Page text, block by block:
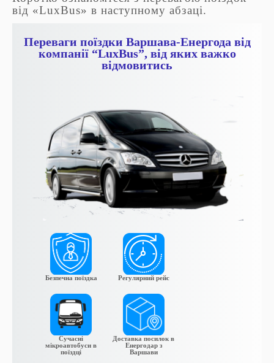
від «LuxBus» в наступному абзаці.
Переваги поїздки Варшава-Енергода від
компанії “LuxBus”, від яких важко
відмовитись
Безпечна поїздка Регулярний рейс
Сучасні
мікроавтобуси в
поїздці
Доставка посилок в
Енергодар з
Варшави